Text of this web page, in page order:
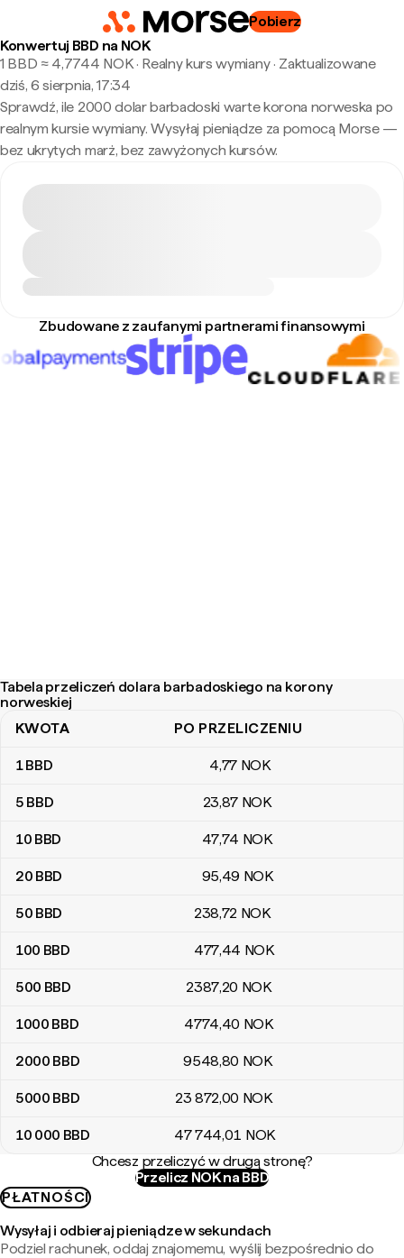
Pobierz
Konwertuj BBD na NOK
1 BBD ≈ 4,7744 NOK · Realny kurs wymiany· Zaktualizowane
dziś, 6 sierpnia, 17:34
Sprawdź, ile 2000 dolar barbadoski warte korona norweska po
realnym kursie wymiany. Wysyłaj pieniądze za pomocą Morse —
bez ukrytych marż, bez zawyżonych kursów.
Zbudowane z zaufanymi partnerami finansowymi
Tabela przeliczeń dolara barbadoskiego na korony
norweskiej
Tabela przeliczeń dolara barbadoskiego na korony norweskiej
KWOTA PO PRZELICZENIU
1BBD 4,77 NOK
5 BBD 23,87 NOK
10 BBD 47,74 NOK
20 BBD 95,49 NOK
50 BBD 238,72 NOK
100 BBD 477,44 NOK
500 BBD 2387,20 NOK
1000 BBD 4774,40 NOK
2000 BBD 9548,80 NOK
5000 BBD 23 872,00 NOK
10 000 BBD 47 744,01 NOK
Chcesz przeliczyć w drugą stronę?
Przelicz NOK na BBD
PŁATNOŚCI
Wysyłaj i odbieraj pieniądze w sekundach
Podziel rachunek, oddaj znajomemu, wyślij bezpośrednio do